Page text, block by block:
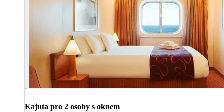
Kajuta pro 2 osoby s oknem